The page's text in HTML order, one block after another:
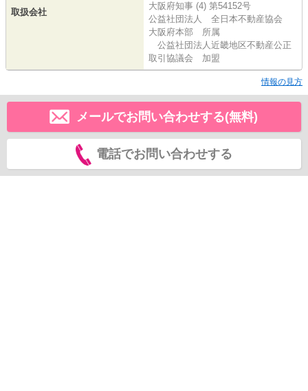
取扱会社
大阪府知事 (4) 第54152号
公益社団法人 全日本不動産協会
大阪府本部 所属
公益社団法人近畿地区不動産公正
取引協議会 加盟
情報の見方
メールでお問い合わせする(無料)
電話でお問い合わせする